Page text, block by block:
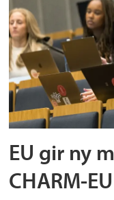
EU gir ny
CHARM-EU